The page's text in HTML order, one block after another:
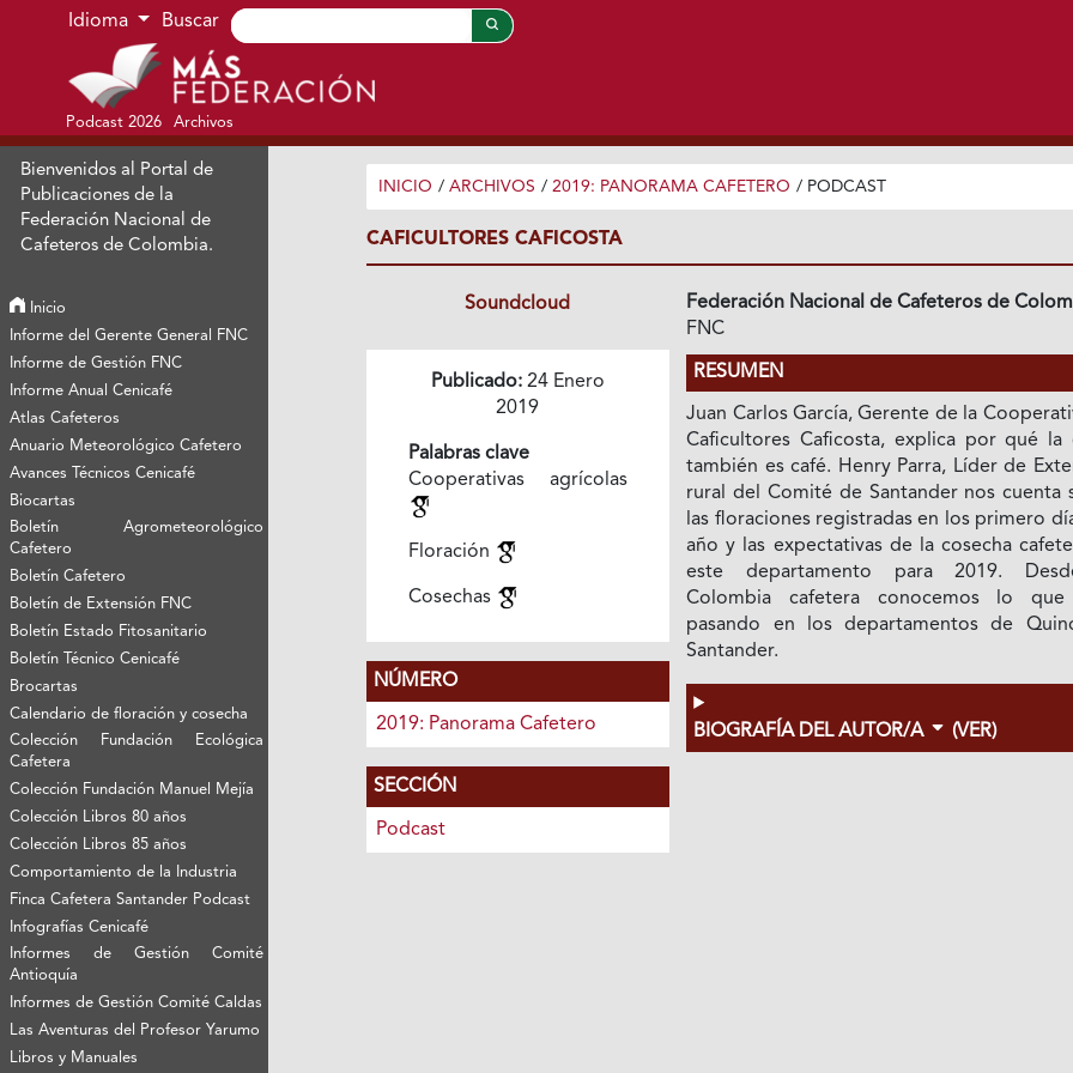
Ir al menú de navegación principal
Ir al contenido principal
Ir al pie de página del sitio
Idioma Buscar
Podcast 2026 Archivos
Bienvenidos al Portal de
Publicaciones de la
Federación Nacional de
Cafeteros de Colombia.
Inicio
Informe del Gerente General FNC
Informe de Gestión FNC
Informe Anual Cenicafé
Atlas Cafeteros
Anuario Meteorológico Cafetero
Avances Técnicos Cenicafé
Biocartas
Boletín Agrometeorológico
Cafetero
Boletín Cafetero
Boletín de Extensión FNC
Boletín Estado Fitosanitario
Boletín Técnico Cenicafé
Brocartas
Calendario de floración y cosecha
Colección Fundación Ecológica
Cafetera
Colección Fundación Manuel Mejía
Colección Libros 80 años
Colección Libros 85 años
Comportamiento de la Industria
Finca Cafetera Santander Podcast
Infografías Cenicafé
Informes de Gestión Comité
Antioquía
Informes de Gestión Comité Caldas
Las Aventuras del Profesor Yarumo
Libros y Manuales
INICIO / ARCHIVOS / 2019: PANORAMA CAFETERO / PODCAST
CAFICULTORES CAFICOSTA
Soundcloud
Publicado:24 Enero
2019
Palabras clave
Cooperativas agrícolas
Floración
Cosechas
NÚMERO
2019: Panorama Cafetero
SECCIÓN
Podcast
Federación Nacional de Cafeteros de
FNC
RESUMEN
Juan Carlos García, Gerente de la
Caficultores Caficosta, explica por qué la
también es café. Henry Parra, Líder de
rural del Comité de Santander nos cuenta
las floraciones registradas en los primero
año y las expectativas de la cosecha
este departamento para 2019.
Colombia cafetera conocemos lo que
pasando en los departamentos de
Santander.
BIOGRAFÍA DEL AUTOR/A (VER)